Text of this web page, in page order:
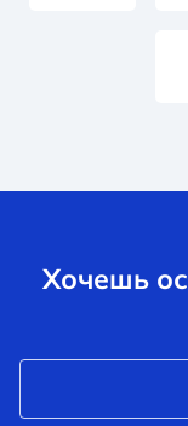
Хочешь